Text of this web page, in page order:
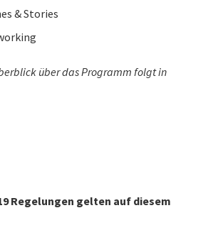
& Stories
über das Programm folgt in
Regelungen gelten auf diesem